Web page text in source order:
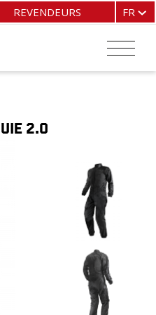
REVENDEURS
FR
EN
ES
2.0